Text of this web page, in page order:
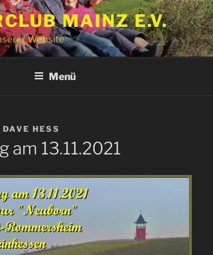
MAINZ E.V.
Website
Menü
DAVE HESS
am 13.11.2021